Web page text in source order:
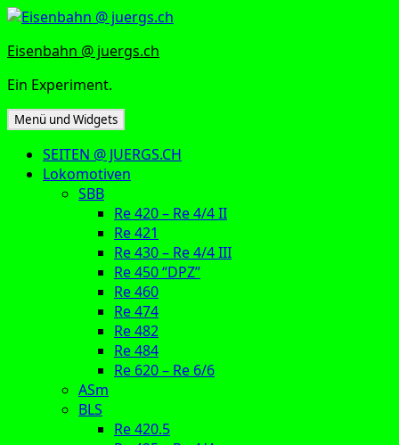
Zum
springen
Eisenbahn @ juergs.ch
Ein Experiment.
Menü und Widgets
SEITEN @ JUERGS.CH
Lokomotiven
SBB
Re 420 – Re 4/4 II
Re 421
Re 430 – Re 4/4 III
Re 450 “DPZ”
Re 460
Re 474
Re 482
Re 484
Re 620 – Re 6/6
ASm
BLS
Re 420.5